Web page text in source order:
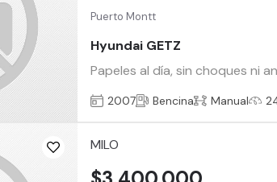
Puerto Montt
Hyundai GETZ
Papeles al día, sin choques ni
2007 Bencina Manual
MILO